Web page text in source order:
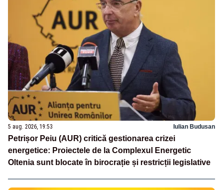
5 aug. 2026, 19:53 Iulian Budusan
Petrișor Peiu (AUR) critică gestionarea crizei
energetice: Proiectele de la Complexul Energetic
Oltenia sunt blocate în birocrație și restricții legislative